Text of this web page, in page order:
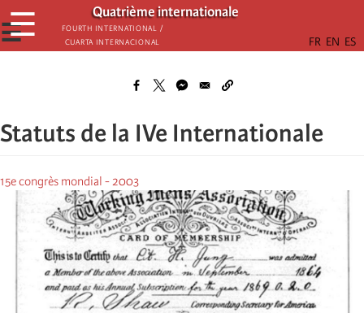
Passar
para
o
Quatrième internationale
Fourth International /
Cuarta Internacional
☰
☰
Statuts de la IVe Internationale
15e congrès mondial - 2003